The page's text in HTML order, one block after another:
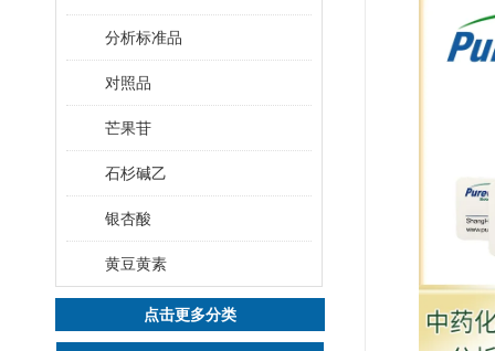
分析标准品
对照品
芒果苷
石杉碱乙
银杏酸
黄豆黄素
点击更多分类